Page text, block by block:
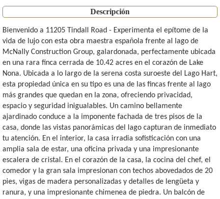
Descripción
Bienvenido a 11205 Tindall Road - Experimenta el epítome de la
vida de lujo con esta obra maestra española frente al lago de
McNally Construction Group, galardonada, perfectamente ubicada
en una rara finca cerrada de 10.42 acres en el corazón de Lake
Nona. Ubicada a lo largo de la serena costa suroeste del Lago Hart,
esta propiedad única en su tipo es una de las fincas frente al lago
más grandes que quedan en la zona, ofreciendo privacidad,
espacio y seguridad inigualables. Un camino bellamente
ajardinado conduce a la imponente fachada de tres pisos de la
casa, donde las vistas panorámicas del lago capturan de inmediato
tu atención. En el interior, la casa irradia sofisticación con una
amplia sala de estar, una oficina privada y una impresionante
escalera de cristal. En el corazón de la casa, la cocina del chef, el
comedor y la gran sala impresionan con techos abovedados de 20
pies, vigas de madera personalizadas y detalles de lengüeta y
ranura, y una impresionante chimenea de piedra. Un balcón de